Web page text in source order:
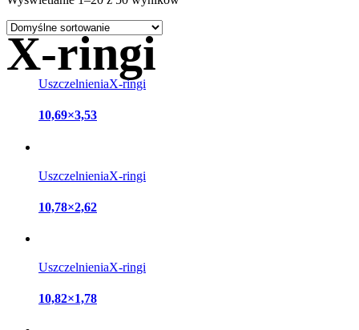
X-ringi
UszczelnieniaX-ringi
10,69×3,53
UszczelnieniaX-ringi
10,78×2,62
UszczelnieniaX-ringi
10,82×1,78